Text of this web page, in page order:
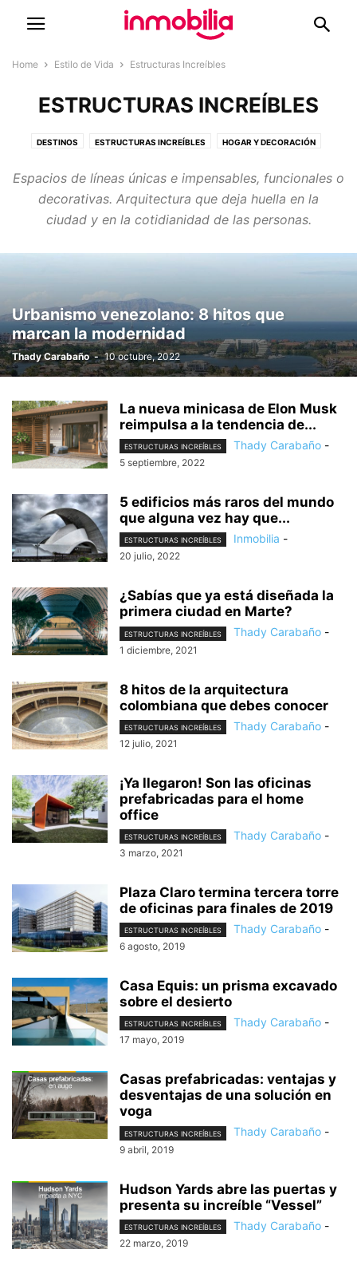
Home Estilo de Vida Estructuras Increíbles
ESTRUCTURAS INCREÍBLES
DESTINOS ESTRUCTURAS INCREÍBLES HOGAR Y DECORACIÓN
Espacios de líneas únicas e impensables, funcionales o
decorativas. Arquitectura que deja huella en la
ciudad y en la cotidianidad de las personas.
Urbanismo venezolano: 8 hitos que
marcan la modernidad
Thady Carabaño - 10 octubre, 2022
La nueva minicasa de Elon Musk
reimpulsa a la tendencia de...
ESTRUCTURAS INCREÍBLES Thady Carabaño -
5 septiembre, 2022
5 edificios más raros del mundo
que alguna vez hay que...
ESTRUCTURAS INCREÍBLES Inmobilia -
20 julio, 2022
¿Sabías que ya está diseñada la
primera ciudad en Marte?
ESTRUCTURAS INCREÍBLES Thady Carabaño -
1 diciembre, 2021
8 hitos de la arquitectura
colombiana que debes conocer
ESTRUCTURAS INCREÍBLES Thady Carabaño -
12 julio, 2021
¡Ya llegaron! Son las oficinas
prefabricadas para el home
office
ESTRUCTURAS INCREÍBLES Thady Carabaño -
3 marzo, 2021
Plaza Claro termina tercera torre
de oficinas para finales de 2019
ESTRUCTURAS INCREÍBLES Thady Carabaño -
6 agosto, 2019
Casa Equis: un prisma excavado
sobre el desierto
ESTRUCTURAS INCREÍBLES Thady Carabaño -
17 mayo, 2019
Casas prefabricadas: ventajas y
desventajas de una solución en
voga
ESTRUCTURAS INCREÍBLES Thady Carabaño -
9 abril, 2019
Hudson Yards abre las puertas y
presenta su increíble “Vessel”
ESTRUCTURAS INCREÍBLES Thady Carabaño -
22 marzo, 2019